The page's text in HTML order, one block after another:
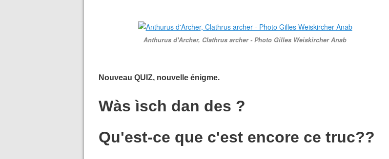
Anthurus d'Archer, Clathrus archer - Photo Gilles Weiskircher Anab
Nouveau QUIZ, nouvelle énigme.
Wàs ìsch dan des ?
Qu'est-ce que c'est encore ce truc??